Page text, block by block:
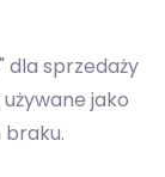
dla sprzedaży
jako